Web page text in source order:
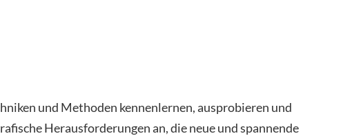
und Methoden kennenlernen, ausprobieren und
Herausforderungen an, die neue und spannende